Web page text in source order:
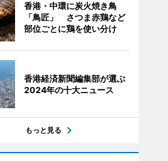
香港・中環に炭火焼き鳥
「鳥匠」 さつま赤鶏など
部位ごとに鶏を使い分け
香港経済新聞編集部が選ぶ
2024年の十大ニュース
もっと見る